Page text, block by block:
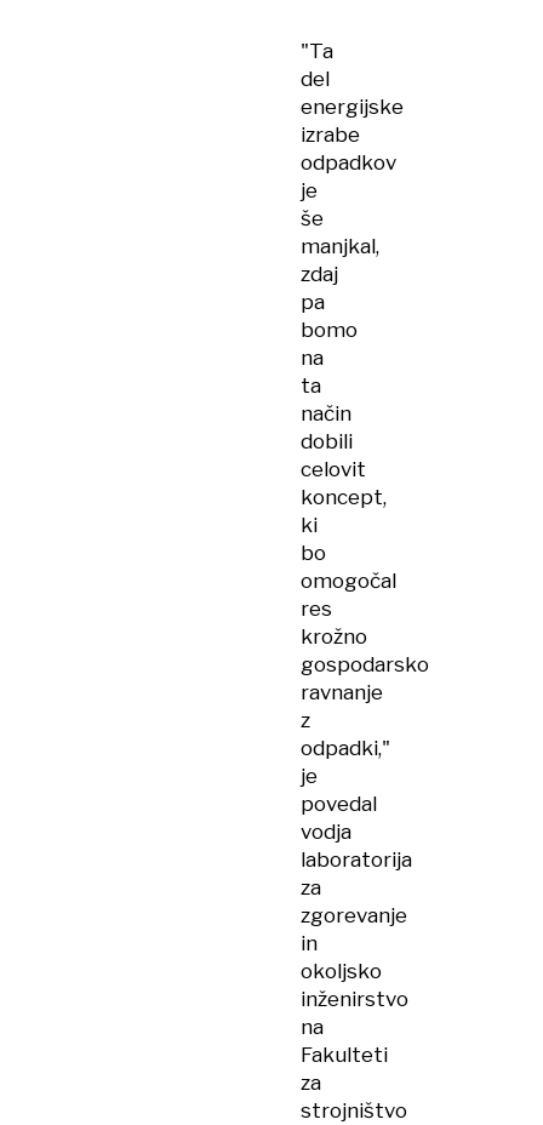
"Ta
del
energijske
izrabe
odpadkov
je
še
manjkal,
zdaj
pa
bomo
na
ta
način
dobili
celovit
koncept,
ki
bo
omogočal
res
krožno
gospodarsko
ravnanje
z
odpadki,"
je
povedal
vodja
laboratorija
za
zgorevanje
in
okoljsko
inženirstvo
na
Fakulteti
za
strojništvo